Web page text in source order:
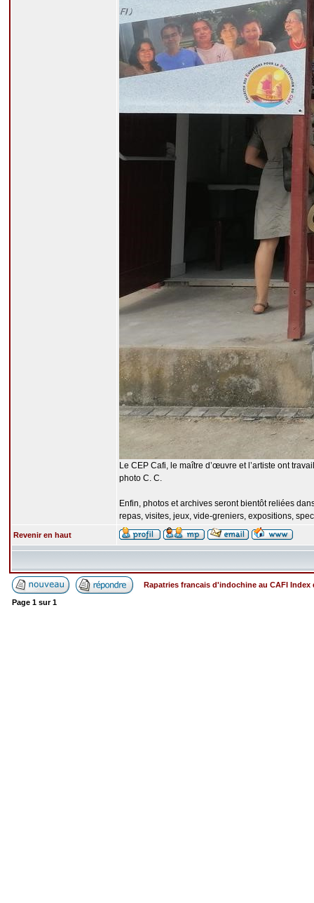
Le CEP Cafi, le maître d’œuvre et l’artiste ont
photo C. C.
Enfin, photos et archives seront bientôt reliées
repas, visites, jeux, vide-greniers, expositions,
Revenir en haut
Rapatries francais d'indochine au CAFI Index
Page 1 sur1